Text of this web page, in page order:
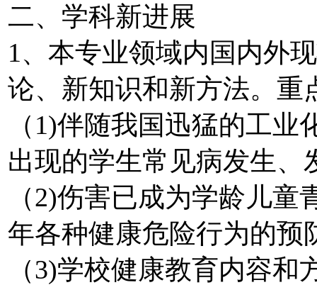
二、学科新进展
1、本专业领域内国内外
论、新知识和新方法。重
（1)伴随我国迅猛的工
出现的学生常见病发生、
（2)伤害已成为学龄儿
年各种健康危险行为的预
（3)学校健康教育内容